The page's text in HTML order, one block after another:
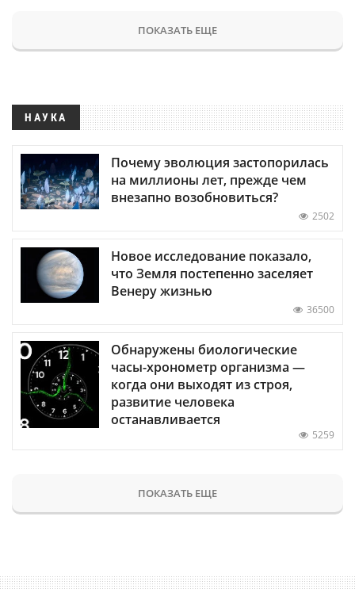
ПОКАЗАТЬ ЕЩЕ
НАУКА
Почему эволюция застопорилась
на миллионы лет, прежде чем
внезапно возобновиться?
2502
Новое исследование показало,
что Земля постепенно заселяет
Венеру жизнью
36500
Обнаружены биологические
часы-хронометр организма —
когда они выходят из строя,
развитие человека
останавливается
5259
ПОКАЗАТЬ ЕЩЕ